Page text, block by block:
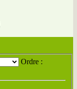
Ordre :